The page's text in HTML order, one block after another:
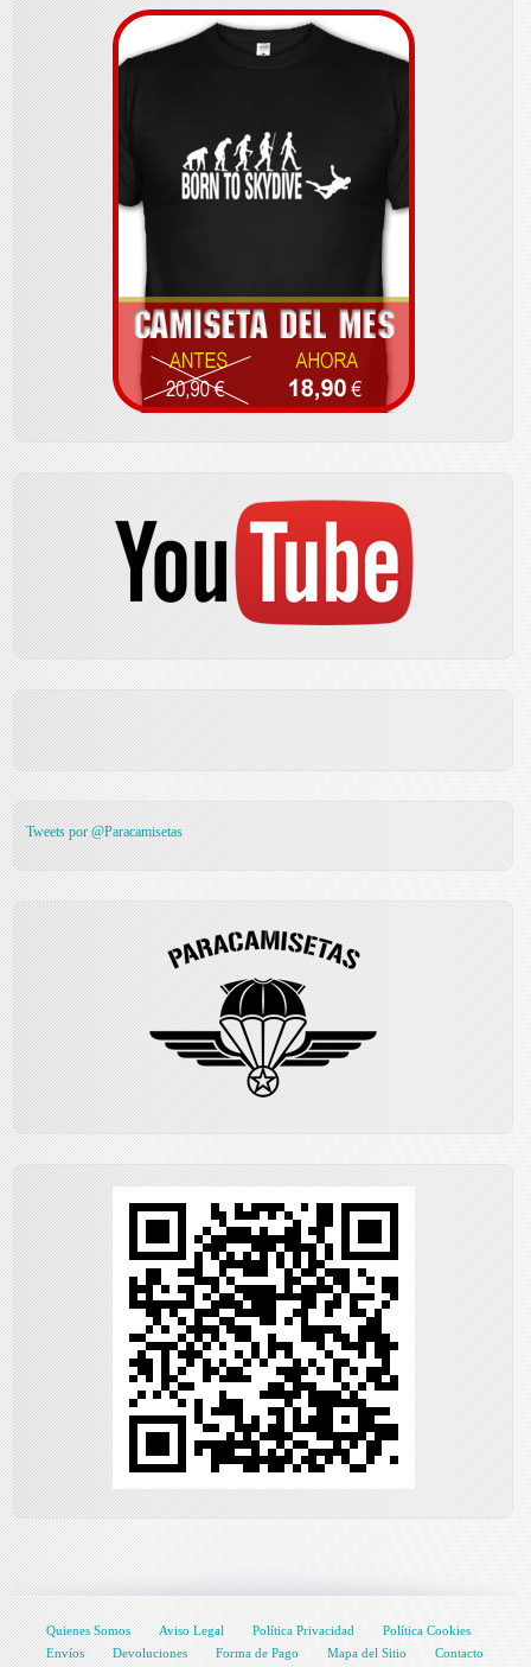
Tweets por @Paracamisetas
Quienes Somos Aviso Legal Política Privacidad
Política Cookies
Envíos
Devoluciones Forma de Pago Mapa del Sitio Contacto